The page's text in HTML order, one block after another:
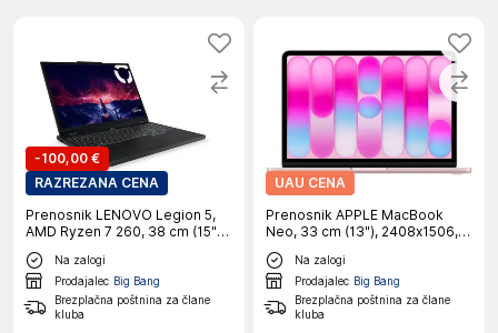
-100,00 €
RAZREZANA CENA
Prenosnik LENOVO Legion 5,
AMD Ryzen 7 260, 38 cm (15"),
OLED WQXGA, 32 GB RAM, 1 TB
SSD, NVIDIA GeForce RTX
5060, W11H, črn
Na zalogi
Prodajalec Big Bang
Brezplačna poštnina za člane
kluba
UAU CENA
Prenosnik APPLE MacBook
Neo, 33 cm (13"), 2408x1506,
IPS, A18 Pro (6/5), 8 GB RAM,
256 GB SSD, Blush, macOS,
CRO
Na zalogi
Prodajalec Big Bang
Brezplačna poštnina za člane
kluba